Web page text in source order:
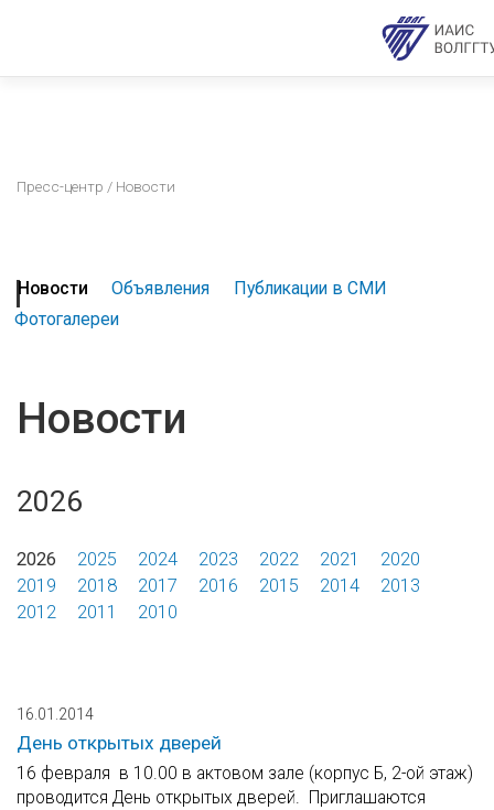
Пресс-центр / Новости
Новости Объявления
Публикации в СМИ
Фотогалереи
Новости
2026
2026 2025 2024 2023 2022 2021
2020
2019
2018 2017 2016 2015 2014
2013
2012
2011 2010
16.01.2014
День открытых дверей
16 февраля в 10.00 в актовом зале (корпус Б, 2-ой этаж)
проводится День открытых дверей. Приглашаются